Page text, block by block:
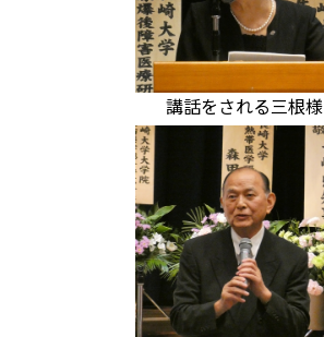
講話をされる三根様